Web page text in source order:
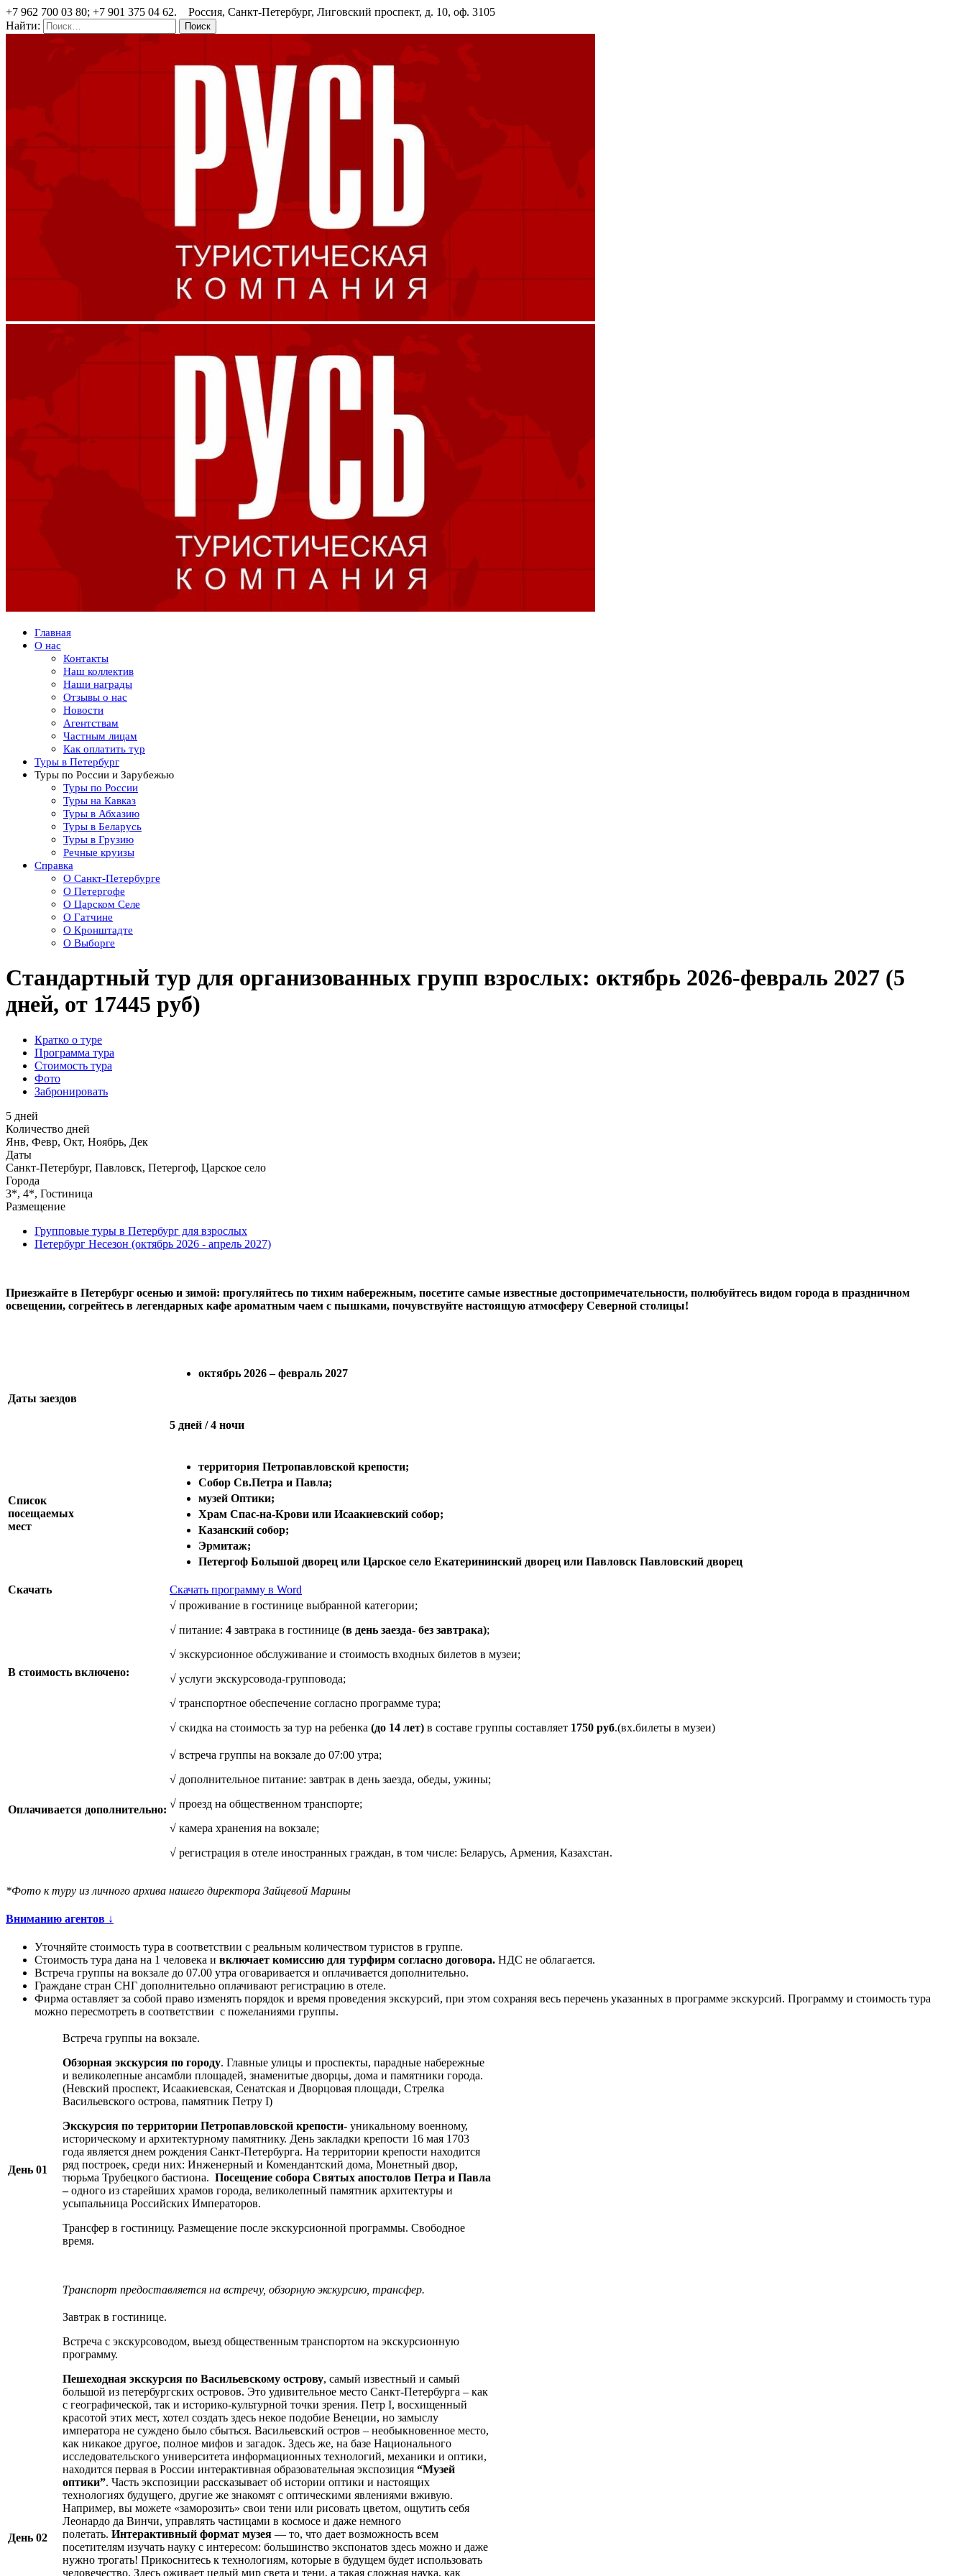
+7 962 700 03 80; +7 901 375 04 62. Россия, Санкт-Петербург, Лиговский проспект, д. 10, оф. 3105
Найти:
Главная
О нас
Контакты
Наш коллектив
Наши награды
Отзывы о нас
Новости
Агентствам
Частным лицам
Как оплатить тур
Туры в Петербург
Туры по России и Зарубежью
Туры по России
Туры на Кавказ
Туры в Абхазию
Туры в Беларусь
Туры в Грузию
Речные круизы
Справка
О Санкт-Петербурге
О Петергофе
О Царском Селе
О Гатчине
О Кронштадте
О Выборге
Стандартный тур для организованных групп взрослых: октябрь 2026-февраль 2027 (5
дней, от 17445 руб)
Кратко о туре
Программа тура
Стоимость тура
Фото
Забронировать
5 дней
Количество дней
Янв, Февр, Окт, Ноябрь, Дек
Даты
Санкт-Петербург, Павловск, Петергоф, Царское село
Города
3*, 4*, Гостиница
Размещение
Групповые туры в Петербург для взрослых
Петербург Несезон (октябрь 2026 - апрель 2027)
Приезжайте в Петербург осенью и зимой: прогуляйтесь по тихим набережным, посетите самые известные достопримечательности, полюбуйтесь видом города в праздничном
освещении, согрейтесь в легендарных кафе ароматным чаем с пышками, почувствуйте настоящую атмосферу Северной столицы!
Даты заездов
октябрь 2026 – февраль 2027
5 дней / 4 ночи
Список
посещаемых
мест
территория Петропавловской крепости;
Собор Св.Петра и Павла;
музей Оптики;
Храм Спас-на-Крови или Исаакиевский собор;
Казанский собор;
Эрмитаж;
Петергоф Большой дворец или Царское село Екатерининский дворец или Павловск Павловский дворец
Скачать Скачать программу в Word
В стоимость включено:
√ проживание в гостинице выбранной категории;
√ питание: 4 завтрака в гостинице (в день заезда- без завтрака);
√ экскурсионное обслуживание и стоимость входных билетов в музеи;
√ услуги экскурсовода-групповода;
√ транспортное обеспечение согласно программе тура;
√ скидка на стоимость за тур на ребенка (до 14 лет) в составе группы составляет 1750 руб.(вх.билеты в музеи)
Оплачивается дополнительно:
√ встреча группы на вокзале до 07:00 утра;
√ дополнительное питание: завтрак в день заезда, обеды, ужины;
√ проезд на общественном транспорте;
√ камера хранения на вокзале;
√ регистрация в отеле иностранных граждан, в том числе: Беларусь, Армения, Казахстан.
*Фото к туру из личного архива нашего директора Зайцевой Марины
Вниманию агентов ↓
Уточняйте стоимость тура в соответствии с реальным количеством туристов в группе.
Стоимость тура дана на 1 человека и включает комиссию для турфирм согласно договора. НДС не облагается.
Встреча группы на вокзале до 07.00 утра оговаривается и оплачивается дополнительно.
Граждане стран СНГ дополнительно оплачивают регистрацию в отеле.
Фирма оставляет за собой право изменять порядок и время проведения экскурсий, при этом сохраняя весь перечень указанных в программе экскурсий. Программу и стоимость тура
можно пересмотреть в соответствии с пожеланиями группы.
День 01
Встреча группы на вокзале.
Обзорная экскурсия по городу. Главные улицы и проспекты, парадные набережные
и великолепные ансамбли площадей, знаменитые дворцы, дома и памятники города.
(Невский проспект, Исаакиевская, Сенатская и Дворцовая площади, Стрелка
Васильевского острова, памятник Петру I)
Экскурсия по территории Петропавловской крепости- уникальному военному,
историческому и архитектурному памятнику. День закладки крепости 16 мая 1703
года является днем рождения Санкт-Петербурга. На территории крепости находится
ряд построек, среди них: Инженерный и Комендантский дома, Монетный двор,
тюрьма Трубецкого бастиона. Посещение собора Святых апостолов Петра и Павла
–одного из старейших храмов города, великолепный памятник архитектуры и
усыпальница Российских Императоров.
Трансфер в гостиницу. Размещение после экскурсионной программы. Свободное
время.
Транспорт предоставляется на встречу, обзорную экскурсию, трансфер.
День 02
Завтрак в гостинице.
Встреча с экскурсоводом, выезд общественным транспортом на экскурсионную
программу.
Пешеходная экскурсия по Васильевскому острову, самый известный и самый
большой из петербургских островов. Это удивительное место Санкт-Петербурга – как
с географической, так и историко-культурной точки зрения. Петр I, восхищенный
красотой этих мест, хотел создать здесь некое подобие Венеции, но замыслу
императора не суждено было сбыться. Васильевский остров – необыкновенное место,
как никакое другое, полное мифов и загадок. Здесь же, на базе Национального
исследовательского университета информационных технологий, механики и оптики,
находится первая в России интерактивная образовательная экспозиция “Музей
оптики”. Часть экспозиции рассказывает об истории оптики и настоящих
технологиях будущего, другие же знакомят с оптическими явлениями вживую.
Например, вы можете «заморозить» свои тени или рисовать цветом, ощутить себя
Леонардо да Винчи, управлять частицами в космосе и даже немного
полетать. Интерактивный формат музея — то, что дает возможность всем
посетителям изучать науку с интересом: большинство экспонатов здесь можно и даже
нужно трогать! Прикоснитесь к технологиям, которые в будущем будет использовать
человечество. Здесь оживает целый мир света и тени, а такая сложная наука, как